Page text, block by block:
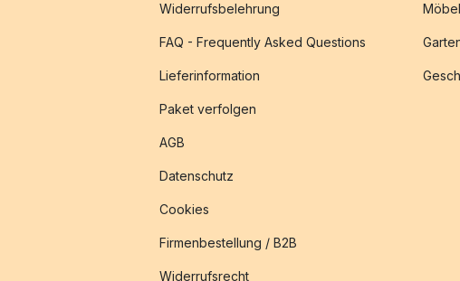
Widerrufsbelehrung
FAQ - Frequently Asked Questions
Lieferinformation
Paket verfolgen
AGB
Datenschutz
Cookies
Firmenbestellung / B2B
Widerrufsrecht
Möbel